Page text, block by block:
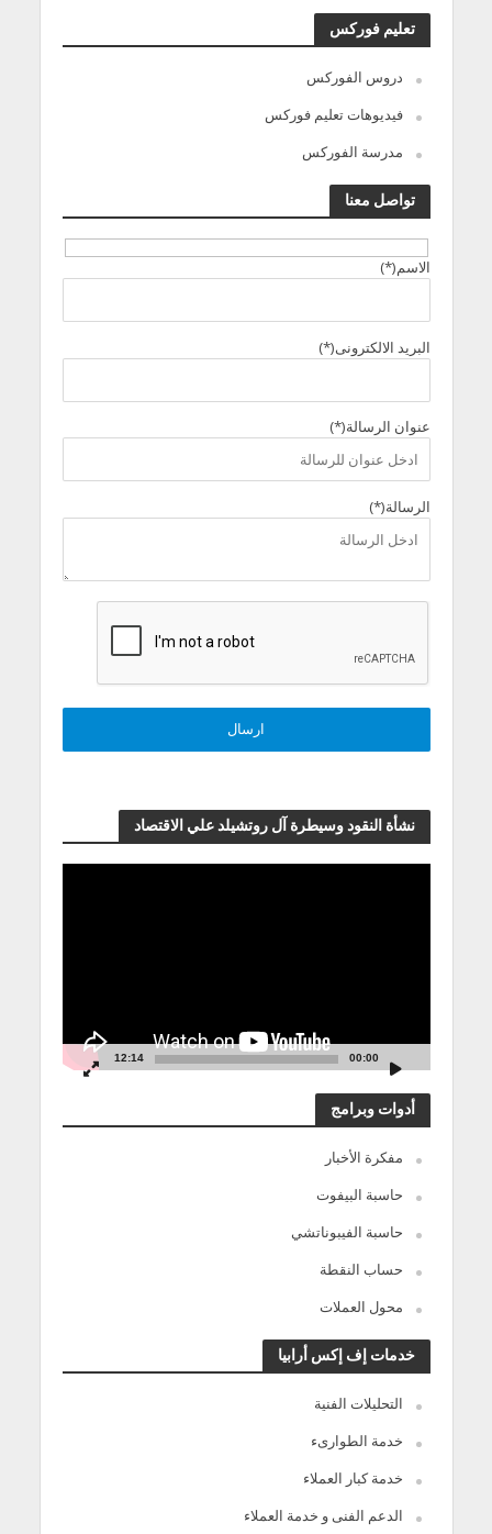
تعليم فوركس
دروس الفوركس
فيديوهات تعليم فوركس
مدرسة الفوركس
تواصل معنا
الاسم(*)
البريد الالكترونى(*)
عنوان الرسالة(*)
الرسالة(*)
نشأة النقود وسيطرة آل روتشيلد علي الاقتصاد
00:00
12:14
أدوات وبرامج
مفكرة الأخبار
حاسبة البيفوت
حاسبة الفيبوناتشي
حساب النقطة
محول العملات
خدمات إف إكس أرابيا
التحليلات الفنية
خدمة الطوارىء
خدمة كبار العملاء
الدعم الفنى و خدمة العملاء